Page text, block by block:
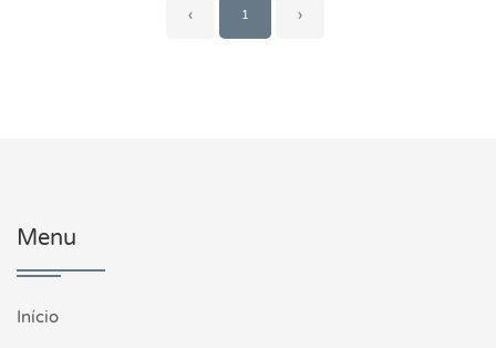
‹ 1 ›
Menu
Início